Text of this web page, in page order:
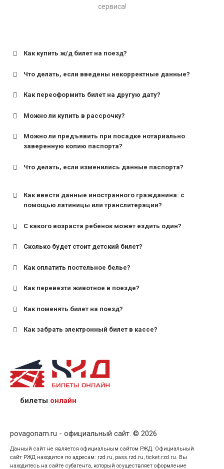
сервиса!
Как купить ж/д билет на поезд?
Что делать, если введены некорректные данные?
Как переоформить билет на другую дату?
Можно ли купить в рассрочку?
Можно ли предъявить при посадке нотариально
заверенную копию паспорта?
Что делать, если изменились данные паспорта?
Как ввести данные иностранного гражданина: с
помощью латиницы или транслитерации?
С какого возраста ребенок может ездить один?
для поездов дальнего следования — от 10 лет и
для пригородных поездов — от 7 лет.
Сколько будет стоит детский билет?
Как оплатить постельное белье?
Как перевезти животное в поезде?
Как поменять билет на поезд?
Как забрать электронный билет в кассе?
назвав кассиру 14-значный номер заказа;
предъявив удостоверение личности пассажира, на
кого оформлен билет.
билеты онлайн
povagonam.ru - официальный сайт. © 2026
Данный сайт не является официальным сайтом РЖД. Официальный
сайт РЖД находится по адресам: rzd.ru, pass.rzd.ru, ticket.rzd.ru. Вы
находитесь на сайте субагента, который осуществляет оформление